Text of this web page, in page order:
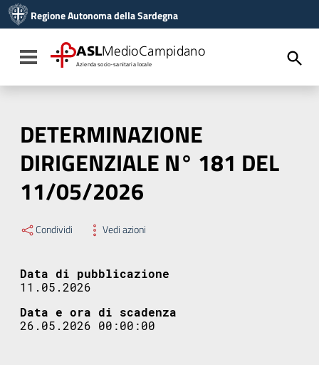
Vai al menu di navigazione
Vai al footer
Regione Autonoma della Sardegna
Toggle navigation
ASLMedioCampidano
Azienda socio-sanitaria locale
DETERMINAZIONE
DIRIGENZIALE N° 181 DEL
11/05/2026
Condividi Vedi azioni
Data di pubblicazione
11.05.2026
Data e ora di scadenza
26.05.2026 00:00:00